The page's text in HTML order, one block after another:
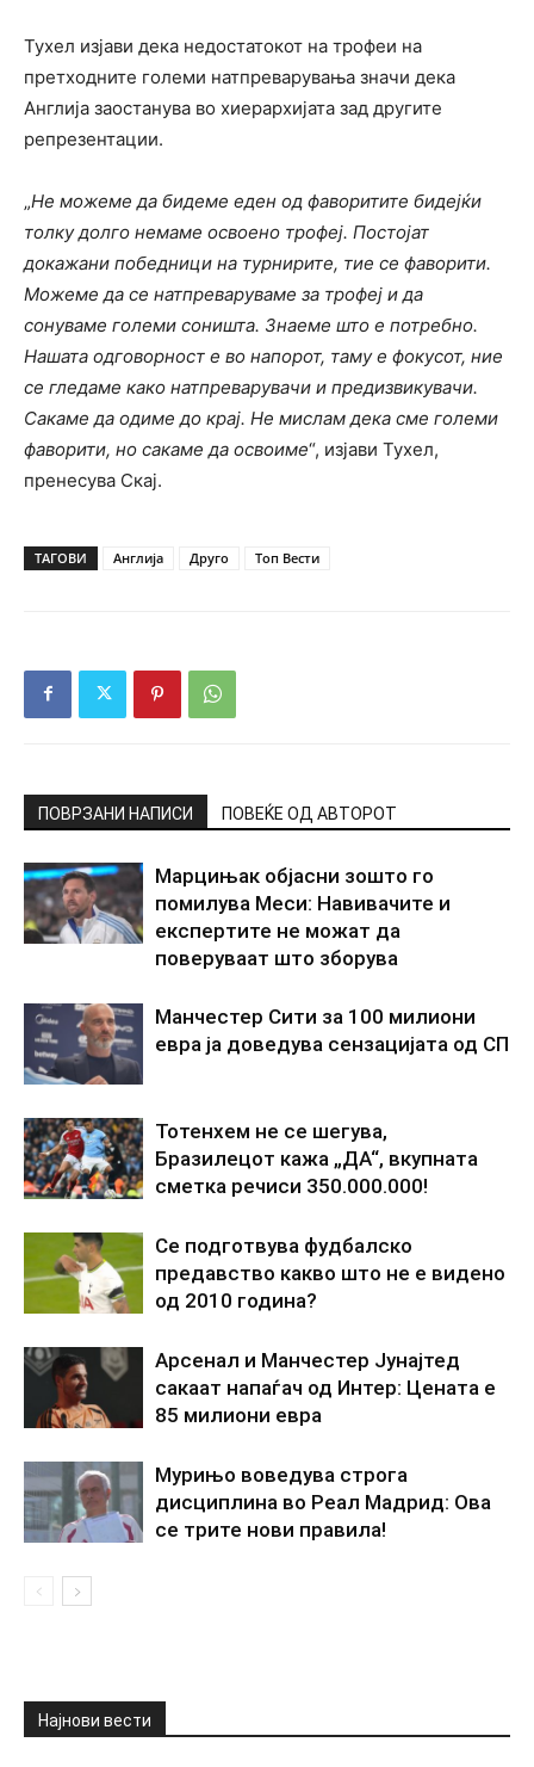
Тухел изјави дека недостатокот на трофеи на
претходните големи натпреварувања значи дека
Англија заостанува во хиерархијата зад другите
репрезентации.
„Не можеме да бидеме еден од фаворитите бидејќи
толку долго немаме освоено трофеј. Постојат
докажани победници на турнирите, тие се фаворити.
Можеме да се натпреваруваме за трофеј и да
сонуваме големи соништа. Знаеме што е потребно.
Нашата одговорност е во напорот, таму е фокусот, ние
се гледаме како натпреварувачи и предизвикувачи.
Сакаме да одиме до крај. Не мислам дека сме големи
фаворити, но сакаме да освоиме“, изјави Тухел,
пренесува Скај.
ТАГОВИ Англија Друго Топ Вести
ПОВРЗАНИ НАПИСИ ПОВЕЌЕ ОД АВТОРОТ
Марцињак објасни зошто го
помилува Меси: Навивачите и
експертите не можат да
поверуваат што зборува
Манчестер Сити за 100 милиони
евра ја доведува сензацијата од СП
Тотенхем не се шегува,
Бразилецот кажа „ДА“, вкупната
сметка речиси 350.000.000!
Се подготвува фудбалско
предавство какво што не е видено
од 2010 година?
Арсенал и Манчестер Јунајтед
сакаат напаѓач од Интер: Цената е
85 милиони евра
Мурињо воведува строга
дисциплина во Реал Мадрид: Ова
се трите нови правила!
Најнови вести